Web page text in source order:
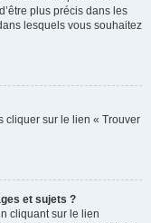
plus précis dans les
lesquels vous souhaitez
cliquer sur le lien « Trouver
et sujets ?
cliquant sur le lien